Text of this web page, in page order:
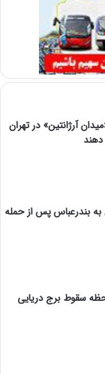
آرژانتین» در تهران
دهند
بندرعباس پس از حمله
سقوط برج دریایی